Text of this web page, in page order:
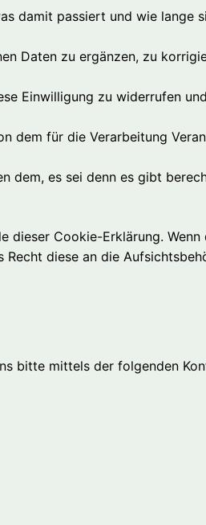
damit passiert und wie lange
Daten zu ergänzen, zu
Einwilligung zu widerrufen
dem für die Verarbeitung
dem, es sei denn es gibt
Cookie-Erklärung. Wenn
diese an die
bitte mittels der folgenden